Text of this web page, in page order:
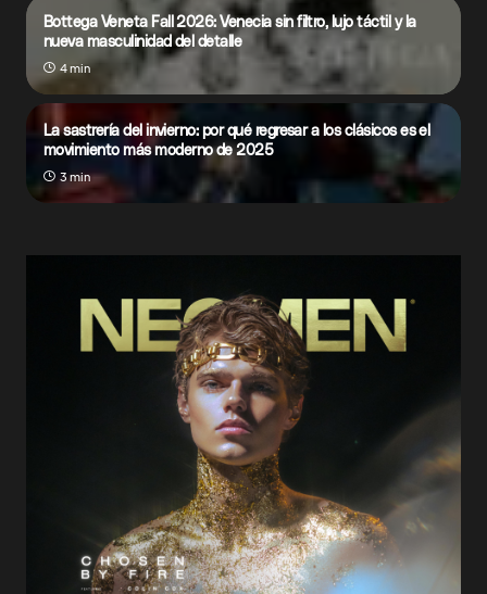
Bottega Veneta Fall 2026: Venecia sin filtro, lujo táctil y la
nueva masculinidad del detalle
4 min
La sastrería del invierno: por qué regresar a los clásicos es el
movimiento más moderno de 2025
3 min